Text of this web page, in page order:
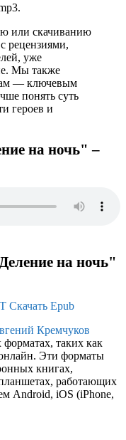
или скачиванию
рецензиями,
уже
Мы также
— ключевым
понять суть
героев и
на ночь" –
на ночь"
Скачать Epub
Кремчуков
таких как
Эти форматы
книгах,
работающих
Android, iOS (iPhone,